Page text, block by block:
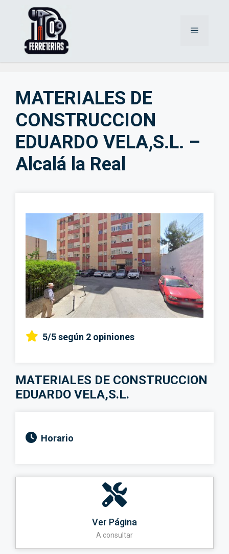
Menú
MATERIALES DE
CONSTRUCCION
EDUARDO VELA,S.L. –
Alcalá la Real
5/5según 2 opiniones
MATERIALES DE CONSTRUCCION
EDUARDO VELA,S.L.
Horario
Ver Página
A consultar